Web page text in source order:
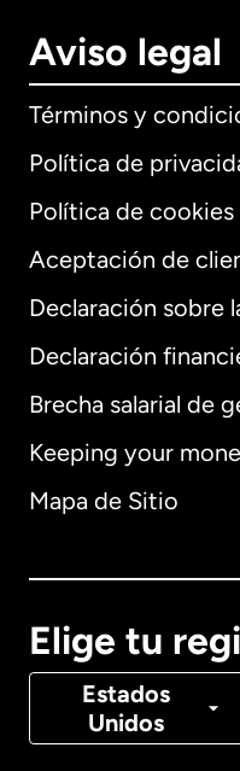
Aviso legal
Términos y
Política de
Política de cookies
Aceptación de
Declaración sobre
Declaración
Brecha salarial de
Keeping your
Mapa de Sitio
Elige tu
Estados
Unidos
Alemania
Canadá